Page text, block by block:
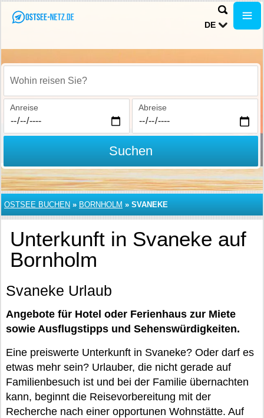
DE
Wohin reisen Sie?
Anreise Abreise
Suchen
OSTSEE BUCHEN » BORNHOLM » SVANEKE
Unterkunft in Svaneke auf
Bornholm
Svaneke Urlaub
Angebote für Hotel oder Ferienhaus zur Miete
sowie Ausflugstipps und Sehenswürdigkeiten.
Eine preiswerte Unterkunft in Svaneke? Oder darf es
etwas mehr sein? Urlauber, die nicht gerade auf
Familienbesuch ist und bei der Familie übernachten
kann, beginnt die Reisevorbereitung mit der
Recherche nach einer opportunen Wohnstätte. Auf